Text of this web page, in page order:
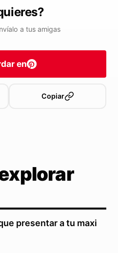
a tus amigas
en
Copiar
presentar a tu maxi